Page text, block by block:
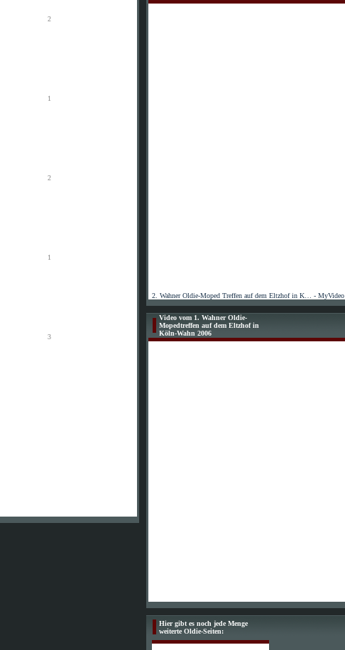
2
1
2
1
3
2. Wahner Oldie-Moped Treffen auf dem Eltzhof in K… - MyVideo
Video vom 1. Wahner Oldie-
Mopedtreffen auf dem Eltzhof in
Köln-Wahn 2006
Hier gibt es noch jede Menge
weiterte Oldie-Seiten: